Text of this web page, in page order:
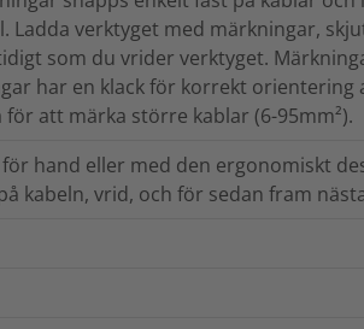
Ladda verktyget med märkningar,
som du vrider verktyget.
har en klack för korrekt orientering
att märka större kablar (6-95mm²).
hand eller med den ergonomiskt
kabeln, vrid, och för sedan fram